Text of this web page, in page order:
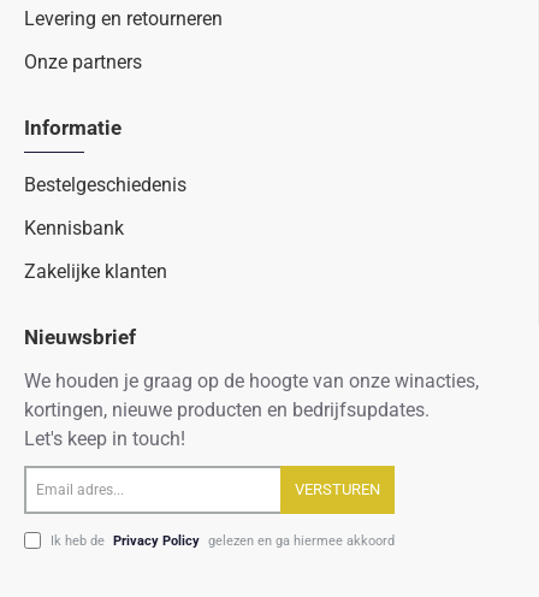
Levering en retourneren
Onze partners
Informatie
Bestelgeschiedenis
Kennisbank
Zakelijke klanten
Nieuwsbrief
We houden je graag op de hoogte van onze winacties,
kortingen, nieuwe producten en bedrijfsupdates.
Let's keep in touch!
adres...
VERSTUREN
Ik heb de Privacy Policy gelezen en ga hiermee akkoord